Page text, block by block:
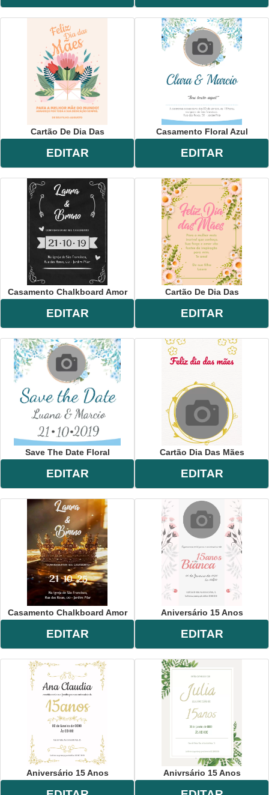
Cartão De Dia Das
EDITAR
Casamento Floral Azul
EDITAR
Casamento Chalkboard Amor
EDITAR
Cartão De Dia Das
EDITAR
Save The Date Floral
EDITAR
Cartão Dia Das Mães
EDITAR
Casamento Chalkboard Amor
EDITAR
Aniversário 15 Anos
EDITAR
Aniversário 15 Anos Anivrsário 15 Anos